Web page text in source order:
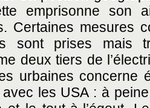
emprisonne son
Certaines mesures
sont prises mais
deux tiers de
urbaines concerne
les USA : à